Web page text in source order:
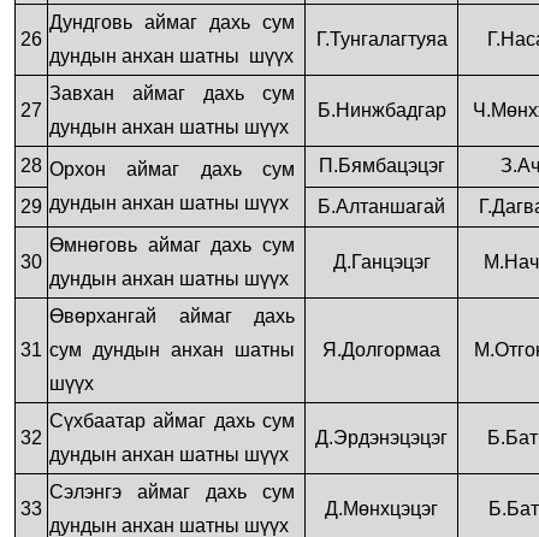
26
Дундговь аймаг дахь сум
дундын анхан шатны шүүх
Г.Тунгалагтуяа
27
Завхан аймаг дахь сум
дундын анхан шатны шүүх
Б.Нинжбадгар
28 Орхон аймаг дахь сум
дундын анхан шатны шүүх
П.Бямбацэцэг
29
Б.Алтаншагай
30
Өмнөговь аймаг дахь сум
дундын анхан шатны шүүх
Д.Ганцэцэг
31
Өвөрхангай аймаг дахь
сум дундын анхан шатны
шүүх
Я.Долгормаа
32
Сүхбаатар аймаг дахь сум
дундын анхан шатны шүүх
Д.Эрдэнэцэцэг
33
Сэлэнгэ аймаг дахь сум
дундын анхан шатны шүүх
Д.Мөнхцэцэг